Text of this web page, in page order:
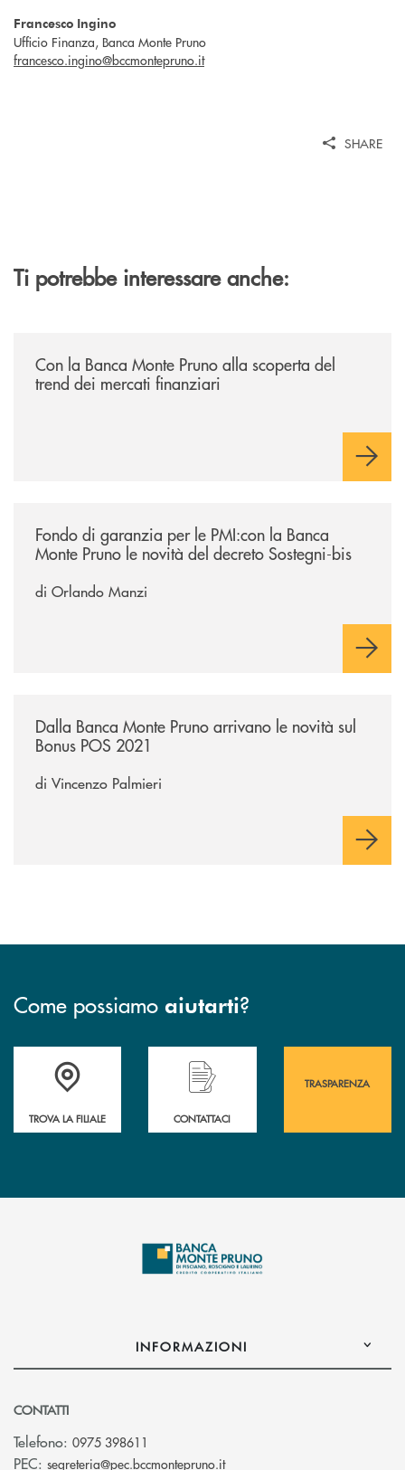
Francesco Ingino
Ufficio Finanza, Banca Monte Pruno
francesco.ingino@bccmontepruno.it
SHARE
Ti potrebbe interessare anche:
Con la Banca Monte Pruno alla scoperta del
trend dei mercati finanziari
Fondo di garanzia per le PMI:con la Banca
Monte Pruno le novità del decreto Sostegni-bis
di Orlando Manzi
Dalla Banca Monte Pruno arrivano le novità sul
Bonus POS 2021
di Vincenzo Palmieri
Come possiamo aiutarti?
Accedi all' elenco completo&nbsp; delle&nbsp; filiali&nbsp; di Banca
TROVA LA FILIALE
Hai bisogno di assistenza immediata?
CONTATTACI
TRASPARENZA
INFORMAZIONI
CONTATTI
Telefono: 0975 398611
PEC: segreteria@pec.bccmontepruno.it(si apre l’app di posta